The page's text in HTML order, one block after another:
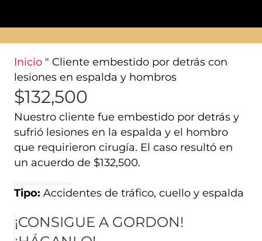
Inicio " Cliente embestido por detrás con
lesiones en espalda y hombros
$132,500
Nuestro cliente fue embestido por detrás y
sufrió lesiones en la espalda y el hombro
que requirieron cirugía. El caso resultó en
un acuerdo de $132,500.
Tipo: Accidentes de tráfico, cuello y espalda
¡CONSIGUE A GORDON!